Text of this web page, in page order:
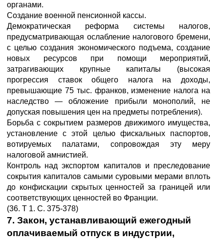
органами.
Создание военной пенсионной кассы.
Демократическая реформа системы налогов,
предусматривающая ослабление налогового бремени,
с целью создания экономического подъема, создание
новых ресурсов при помощи мероприятий,
затрагивающих крупные капиталы (высокая
прогрессия ставок общего налога на доходы,
превышающие 75 тыс. франков, изменение налога на
наследство — обложение прибыли монополий, не
допуская повышения цен на предметы потребления).
Борьба с сокрытием размеров движимого имущества,
установление с этой целью фискальных паспортов,
вотируемых палатами, сопровождая эту меру
налоговой амнистией.
Контроль над экспортом капиталов и преследование
сокрытия капиталов самыми суровыми мерами вплоть
до конфискации скрытых ценностей за границей или
соответствующих ценностей во Франции.
(36. Т 1. С. 375-378)
7. Закон, устанавливающий ежегодный
оплачиваемый отпуск в индустрии,